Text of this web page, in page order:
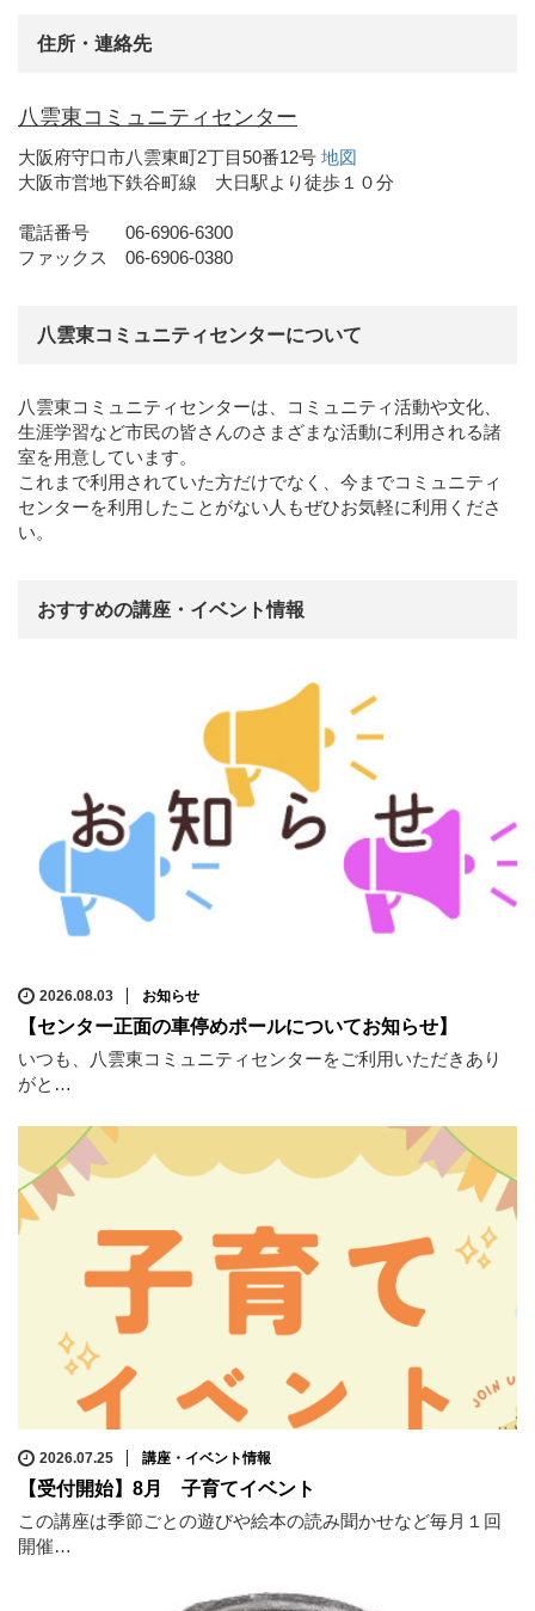
住所・連絡先
八雲東コミュニティセンター
大阪府守口市八雲東町2丁目50番12号 地図
大阪市営地下鉄谷町線 大日駅より徒歩１０分
電話番号 06-6906-6300
ファックス 06-6906-0380
八雲東コミュニティセンターについて
八雲東コミュニティセンターは、コミュニティ活動や文化、
生涯学習など市民の皆さんのさまざまな活動に利用される諸
室を用意しています。
これまで利用されていた方だけでなく、今までコミュニティ
センターを利用したことがない人もぜひお気軽に利用くださ
い。
おすすめの講座・イベント情報
2026.08.03 お知らせ
【センター正面の車停めポールについてお知らせ】
いつも、八雲東コミュニティセンターをご利用いただきあり
がと…
2026.07.25 講座・イベント情報
【受付開始】8月 子育てイベント
この講座は季節ごとの遊びや絵本の読み聞かせなど毎月１回
開催…